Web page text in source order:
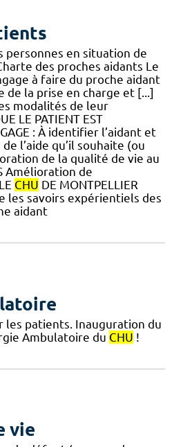
en situation de
des proches aidants Le
à faire du proche aidant
la prise en charge et [...]
modalités de leur
LE PATIENT EST
: À identifier l’aidant et
l’aide qu’il souhaite (ou
de la qualité de vie au
Amélioration de
CHU DE MONTPELLIER
les savoirs expérientiels des
aidant
les patients. Inauguration du
Ambulatoire du CHU !
vie